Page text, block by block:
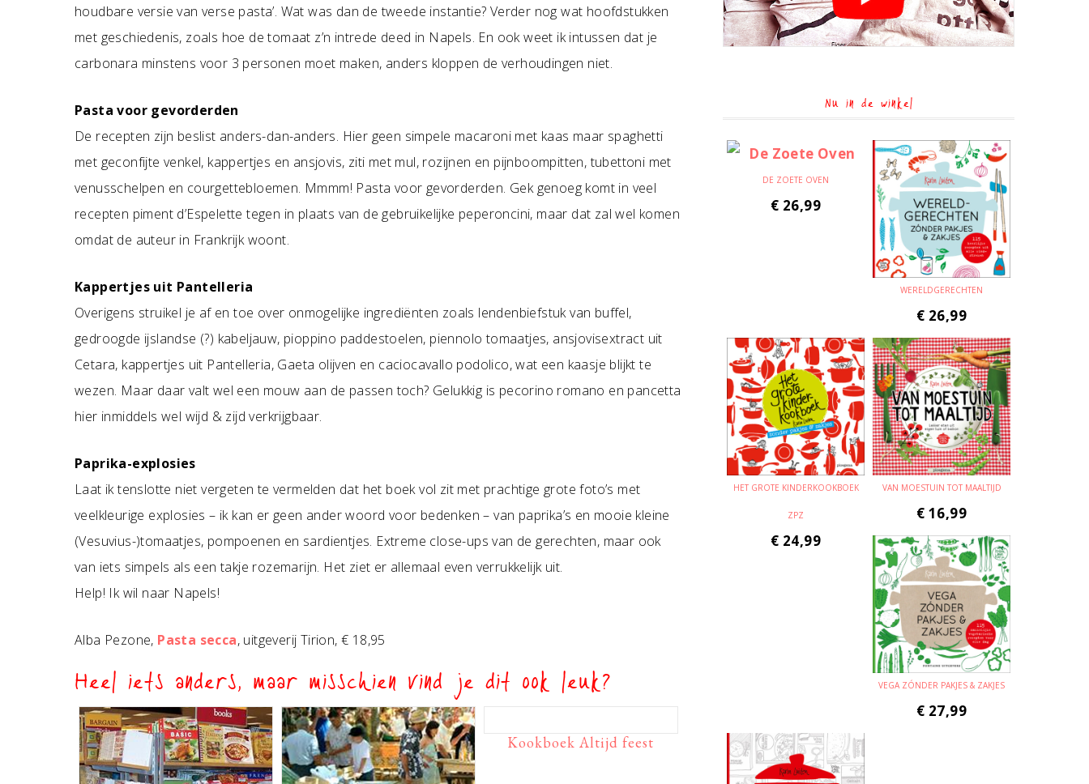
houdbare versie van verse pasta’. Wat was dan de tweede instantie? Verder nog wat hoofdstukken
met geschiedenis, zoals hoe de tomaat z’n intrede deed in Napels. En ook weet ik intussen dat je
carbonara minstens voor 3 personen moet maken, anders kloppen de verhoudingen niet.
Pasta voor gevorderden
De recepten zijn beslist anders-dan-anders. Hier geen simpele macaroni met kaas maar spaghetti
met geconfijte venkel, kappertjes en ansjovis, ziti met mul, rozijnen en pijnboompitten, tubettoni met
venusschelpen en courgettebloemen. Mmmm! Pasta voor gevorderden. Gek genoeg komt in veel
recepten piment d’Espelette tegen in plaats van de gebruikelijke peperoncini, maar dat zal wel komen
omdat de auteur in Frankrijk woont.
Kappertjes uit Pantelleria
Overigens struikel je af en toe over onmogelijke ingrediënten zoals lendenbiefstuk van buffel,
gedroogde ijslandse (?) kabeljauw, pioppino paddestoelen, piennolo tomaatjes, ansjovisextract uit
Cetara, kappertjes uit Pantelleria, Gaeta olijven en caciocavallo podolico, wat een kaasje blijkt te
wezen. Maar daar valt wel een mouw aan de passen toch? Gelukkig is pecorino romano en pancetta
hier inmiddels wel wijd & zijd verkrijgbaar.
Paprika-explosies
Laat ik tenslotte niet vergeten te vermelden dat het boek vol zit met prachtige grote foto’s met
veelkleurige explosies – ik kan er geen ander woord voor bedenken – van paprika’s en mooie kleine
(Vesuvius-)tomaatjes, pompoenen en sardientjes. Extreme close-ups van de gerechten, maar ook
van iets simpels als een takje rozemarijn. Het ziet er allemaal even verrukkelijk uit.
Help! Ik wil naar Napels!
Alba Pezone, Pasta secca, uitgeverij Tirion, € 18,95
Heel iets anders, maar misschien vind je dit ook leuk?
Kookboek Altijd feest
Nu in de winkel
DE ZOETE OVEN
€ 26,99
WERELDGERECHTEN
€ 26,99
HET GROTE KINDERKOOKBOEK
ZPZ
€ 24,99
VAN MOESTUIN TOT MAALTIJD
€ 16,99
VEGA ZÓNDER PAKJES & ZAKJES
€ 27,99